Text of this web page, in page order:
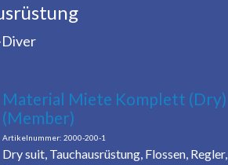
Material Miete Komplett (Dry)
(Member)
2000-200-1
Dry suit, Tauchausrüstung, Flossen, Regler,